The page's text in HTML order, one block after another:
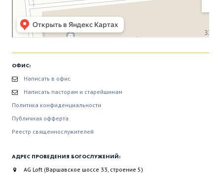
ОФИС:
Написать в офис
Написать пасторам и старейшинам
Политика конфиденциальности
Публичная офферта
Реестр священнослужителей
АДРЕС ПРОВЕДЕНИЯ БОГОСЛУЖЕНИЙ:
AG Loft (Варшавское шоссе 33, строение 5)